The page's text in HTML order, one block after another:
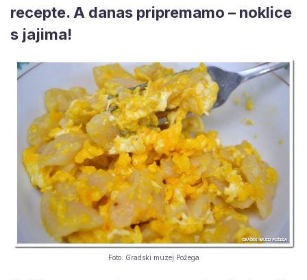
recepte. A danas pripremamo – noklice
s jajima!
Foto: Gradski muzej Požega